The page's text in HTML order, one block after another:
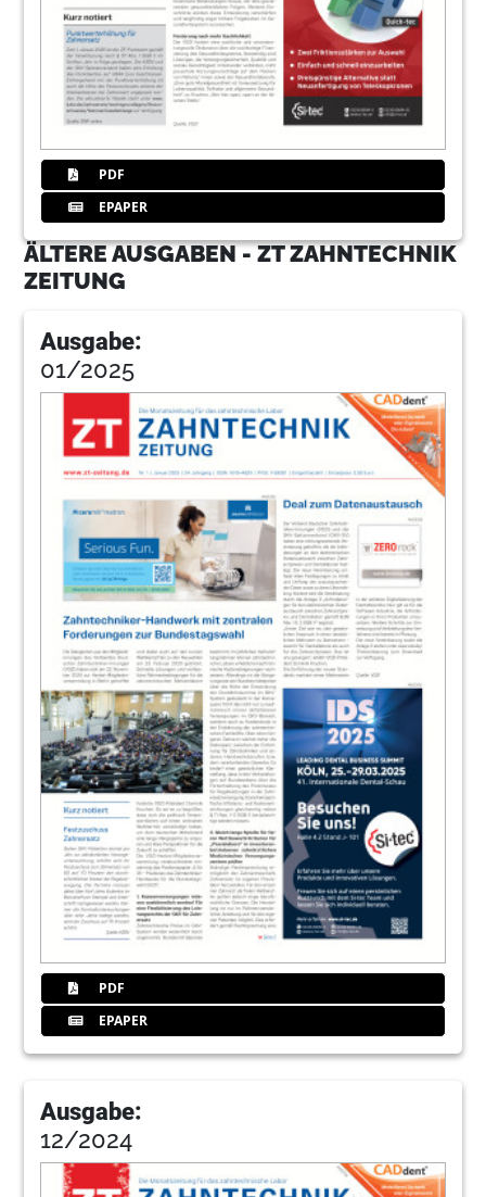
PDF
EPAPER
ÄLTERE AUSGABEN - ZT ZAHNTECHNIK
ZEITUNG
Ausgabe:
01/2025
PDF
EPAPER
Ausgabe:
12/2024